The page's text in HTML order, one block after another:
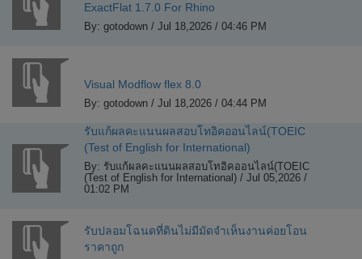
ExactFlat 1.7.0 For Rhino
By: gotodown / Jul 18,2026 / 04:46 PM
Visual Modflow flex 8.0
By: gotodown / Jul 18,2026 / 04:44 PM
รับแก้ผลคะแนนผลสอบโทอิคออนไลน์(TOEIC
(Test of English for International)
By: รับแก้ผลคะแนนผลสอบโทอิคออนไลน์(TOEIC
(Test of English for International) / Jul 05,2026 /
01:02 PM
รับปลอมโฉนดที่ดินไม่มีมัดจำเห็นงานค่อยโอน
ราคาถูก